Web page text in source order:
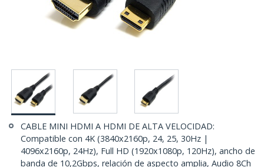
CABLE MINI HDMI A HDMI DE ALTA VELOCIDAD:
Compatible con 4K (3840x2160p, 24, 25, 30Hz |
4096x2160p, 24Hz), Full HD (1920x1080p, 120Hz), ancho de
banda de 10,2Gbps, relación de aspecto amplia, Audio 8Ch